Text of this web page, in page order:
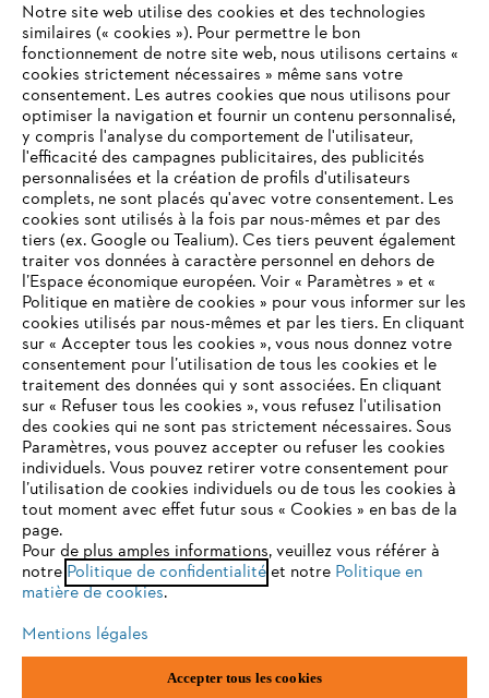
#STIHL
L'Entreprise
STIHL FAQ
Contact
Politique de protection des données
Mentions légales Utilisation des cookies
ANDREAS STIHL NV, Veurtstraat 117, 2870 Puurs-Sint-Amands,
VOTRE NAVIGATEUR INTERNET
N'EST PLUS PRIS EN CHARGE
Vous utilisez un navigateur Internet que nous ne prenons plus
en charge, et certaines fonctionnalités de notre site ne
peuvent fonctionner correctement. Pour une utilisation
optimale de notre site, nous vous recommandons de passer à
l'un des navigateurs suivants :
firefox chrome
Notre site web utilise des cookies et des technologies
similaires (« cookies »). Pour permettre le bon
fonctionnement de notre site web, nous utilisons certains «
cookies strictement nécessaires » même sans votre
consentement. Les autres cookies que nous utilisons pour
optimiser la navigation et fournir un contenu personnalisé,
y compris l'analyse du comportement de l'utilisateur,
l'efficacité des campagnes publicitaires, des publicités
personnalisées et la création de profils d'utilisateurs
complets, ne sont placés qu'avec votre consentement. Les
cookies sont utilisés à la fois par nous-mêmes et par des
tiers (ex. Google ou Tealium). Ces tiers peuvent également
traiter vos données à caractère personnel en dehors de
l’Espace économique européen. Voir « Paramètres » et «
Politique en matière de cookies » pour vous informer sur les
cookies utilisés par nous-mêmes et par les tiers. En cliquant
sur « Accepter tous les cookies », vous nous donnez votre
consentement pour l’utilisation de tous les cookies et le
traitement des données qui y sont associées. En cliquant
sur « Refuser tous les cookies », vous refusez l'utilisation
des cookies qui ne sont pas strictement nécessaires. Sous
Paramètres, vous pouvez accepter ou refuser les cookies
individuels. Vous pouvez retirer votre consentement pour
l’utilisation de cookies individuels ou de tous les cookies à
tout moment avec effet futur sous « Cookies » en bas de la
page.
Pour de plus amples informations, veuillez vous référer à
notre Politique de confidentialitéet notre Politique en
matière de cookies.
Mentions légales
Accepter tous les cookies